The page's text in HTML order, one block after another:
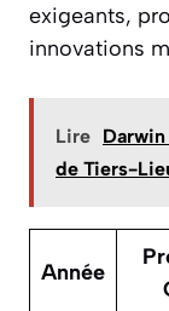
exigeants,
innovations
Lire
de Tiers-
Année